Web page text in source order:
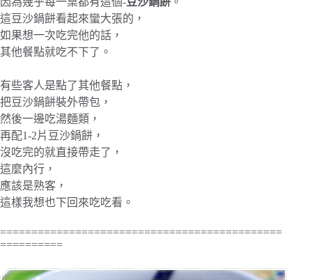
這豆沙鍋餅看起來蠻大張的，
如果想一次吃完他的話，
其他餐點就吃不下了。
有些客人是點了其他餐點，
把豆沙鍋餅裝外帶包，
然後一邊吃湯麵類，
再配1-2片豆沙鍋餅，
沒吃完的就直接帶走了，
這麼內行，
應該是熟客，
這樣我想也下回來吃吃看。
=============================================
==========